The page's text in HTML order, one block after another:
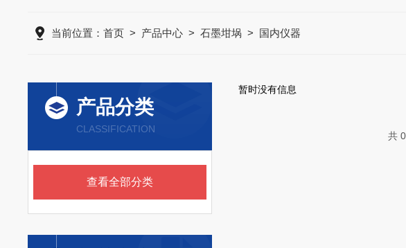
当前位置：首页 > 产品中心 >石墨坩埚 > 国内仪器
产品分类
CLASSIFICATION
查看全部分类
暂时没有信息
共